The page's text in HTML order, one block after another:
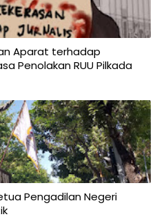
Aparat terhadap
Penolakan RUU Pilkada
Pengadilan Negeri